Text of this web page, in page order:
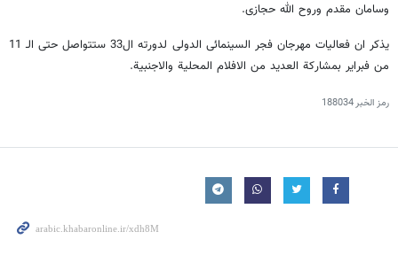
وسامان مقدم وروح الله حجازی.
یذکر ان فعالیات مهرجان فجر السینمائی الدولی لدورته ال33 ستتواصل حتی الـ 11
من فبرایر بمشارکة العدید من الافلام المحلیة والاجنبیة.
رمز الخبر188034